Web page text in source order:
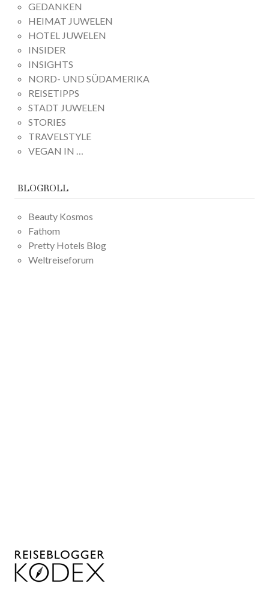
GEDANKEN
HEIMAT JUWELEN
HOTEL JUWELEN
INSIDER
INSIGHTS
NORD- UND SÜDAMERIKA
REISETIPPS
STADT JUWELEN
STORIES
TRAVELSTYLE
VEGAN IN …
BLOGROLL
Beauty Kosmos
Fathom
Pretty Hotels Blog
Weltreiseforum